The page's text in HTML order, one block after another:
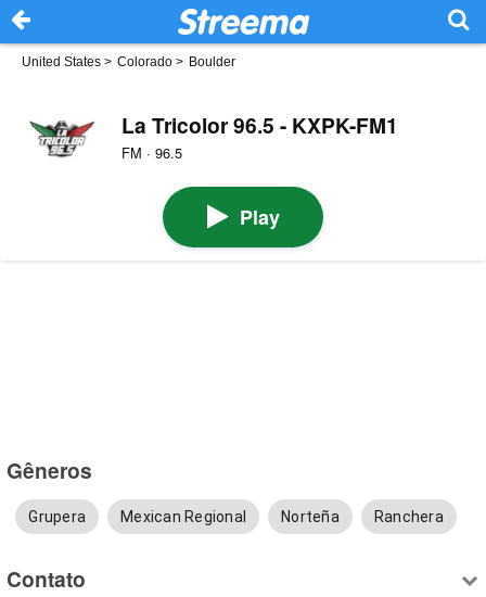
United States > Colorado > Boulder
La Tricolor 96.5 - KXPK-FM1
FM · 96.5
Play
Gêneros
Grupera Mexican Regional Norteña Ranchera
Contato